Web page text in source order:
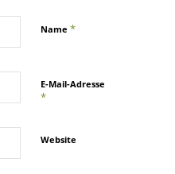
Name *
E-Mail-Adresse
*
Website